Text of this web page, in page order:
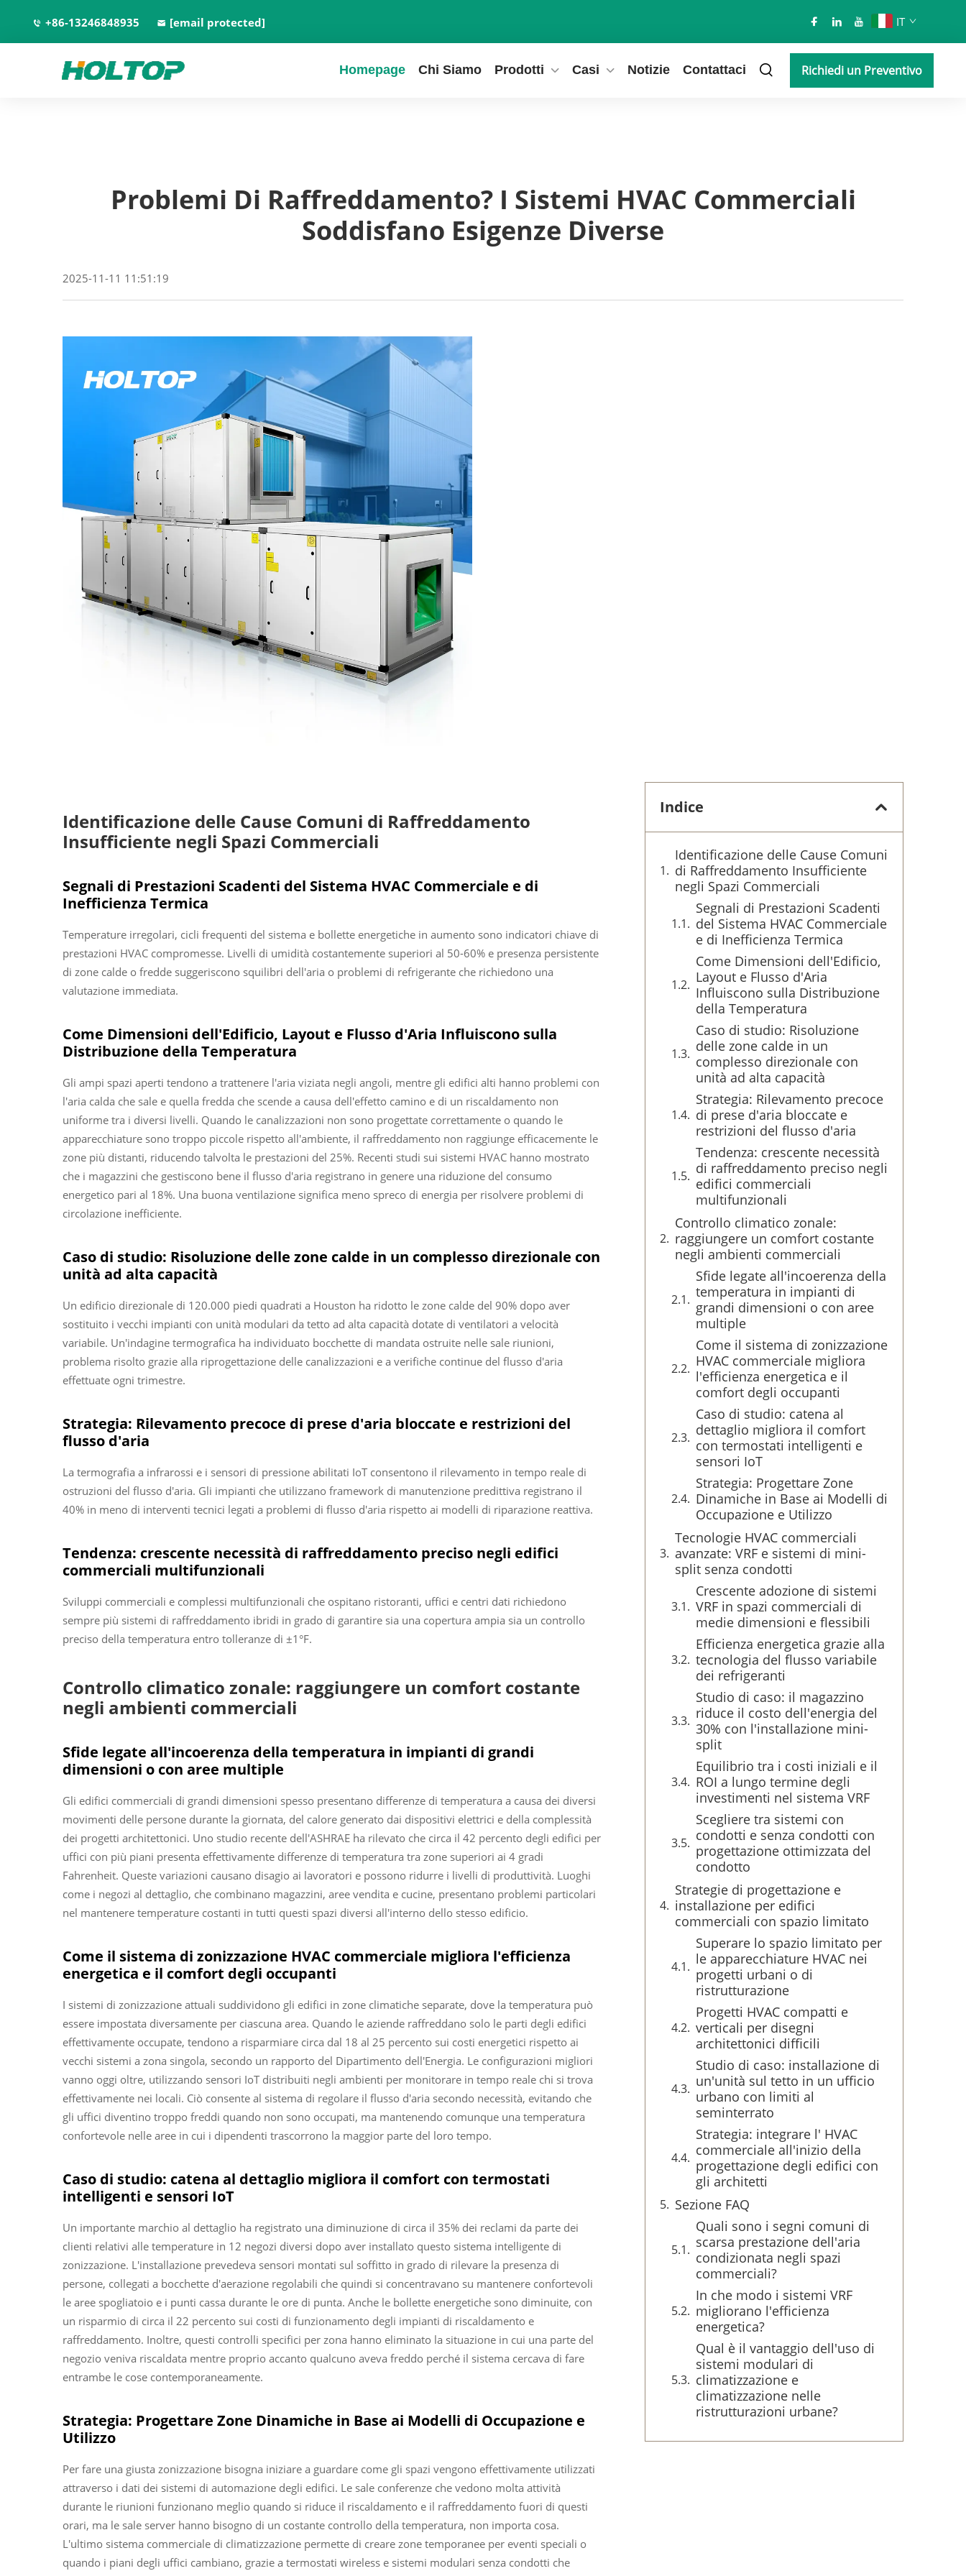
+86-13246848935 [email protected] IT
Homepage Chi Siamo Prodotti Casi Notizie Contattaci Richiedi un Preventivo
Problemi Di Raffreddamento? I Sistemi HVAC Commerciali
Soddisfano Esigenze Diverse
2025-11-11 11:51:19
Identificazione delle Cause Comuni di Raffreddamento
Insufficiente negli Spazi Commerciali
Segnali di Prestazioni Scadenti del Sistema HVAC Commerciale e di
Inefficienza Termica
Temperature irregolari, cicli frequenti del sistema e bollette energetiche in aumento sono indicatori chiave di
prestazioni HVAC compromesse. Livelli di umidità costantemente superiori al 50-60% e presenza persistente
di zone calde o fredde suggeriscono squilibri dell'aria o problemi di refrigerante che richiedono una
valutazione immediata.
Come Dimensioni dell'Edificio, Layout e Flusso d'Aria Influiscono sulla
Distribuzione della Temperatura
Gli ampi spazi aperti tendono a trattenere l'aria viziata negli angoli, mentre gli edifici alti hanno problemi con
l'aria calda che sale e quella fredda che scende a causa dell'effetto camino e di un riscaldamento non
uniforme tra i diversi livelli. Quando le canalizzazioni non sono progettate correttamente o quando le
apparecchiature sono troppo piccole rispetto all'ambiente, il raffreddamento non raggiunge efficacemente le
zone più distanti, riducendo talvolta le prestazioni del 25%. Recenti studi sui sistemi HVAC hanno mostrato
che i magazzini che gestiscono bene il flusso d'aria registrano in genere una riduzione del consumo
energetico pari al 18%. Una buona ventilazione significa meno spreco di energia per risolvere problemi di
circolazione inefficiente.
Caso di studio: Risoluzione delle zone calde in un complesso direzionale con
unità ad alta capacità
Un edificio direzionale di 120.000 piedi quadrati a Houston ha ridotto le zone calde del 90% dopo aver
sostituito i vecchi impianti con unità modulari da tetto ad alta capacità dotate di ventilatori a velocità
variabile. Un'indagine termografica ha individuato bocchette di mandata ostruite nelle sale riunioni,
problema risolto grazie alla riprogettazione delle canalizzazioni e a verifiche continue del flusso d'aria
effettuate ogni trimestre.
Strategia: Rilevamento precoce di prese d'aria bloccate e restrizioni del
flusso d'aria
La termografia a infrarossi e i sensori di pressione abilitati IoT consentono il rilevamento in tempo reale di
ostruzioni del flusso d'aria. Gli impianti che utilizzano framework di manutenzione predittiva registrano il
40% in meno di interventi tecnici legati a problemi di flusso d'aria rispetto ai modelli di riparazione reattiva.
Tendenza: crescente necessità di raffreddamento preciso negli edifici
commerciali multifunzionali
Sviluppi commerciali e complessi multifunzionali che ospitano ristoranti, uffici e centri dati richiedono
sempre più sistemi di raffreddamento ibridi in grado di garantire sia una copertura ampia sia un controllo
preciso della temperatura entro tolleranze di ±1°F.
Controllo climatico zonale: raggiungere un comfort costante
negli ambienti commerciali
Sfide legate all'incoerenza della temperatura in impianti di grandi
dimensioni o con aree multiple
Gli edifici commerciali di grandi dimensioni spesso presentano differenze di temperatura a causa dei diversi
movimenti delle persone durante la giornata, del calore generato dai dispositivi elettrici e della complessità
dei progetti architettonici. Uno studio recente dell'ASHRAE ha rilevato che circa il 42 percento degli edifici per
uffici con più piani presenta effettivamente differenze di temperatura tra zone superiori ai 4 gradi
Fahrenheit. Queste variazioni causano disagio ai lavoratori e possono ridurre i livelli di produttività. Luoghi
come i negozi al dettaglio, che combinano magazzini, aree vendita e cucine, presentano problemi particolari
nel mantenere temperature costanti in tutti questi spazi diversi all'interno dello stesso edificio.
Come il sistema di zonizzazione HVAC commerciale migliora l'efficienza
energetica e il comfort degli occupanti
I sistemi di zonizzazione attuali suddividono gli edifici in zone climatiche separate, dove la temperatura può
essere impostata diversamente per ciascuna area. Quando le aziende raffreddano solo le parti degli edifici
effettivamente occupate, tendono a risparmiare circa dal 18 al 25 percento sui costi energetici rispetto ai
vecchi sistemi a zona singola, secondo un rapporto del Dipartimento dell'Energia. Le configurazioni migliori
vanno oggi oltre, utilizzando sensori IoT distribuiti negli ambienti per monitorare in tempo reale chi si trova
effettivamente nei locali. Ciò consente al sistema di regolare il flusso d'aria secondo necessità, evitando che
gli uffici diventino troppo freddi quando non sono occupati, ma mantenendo comunque una temperatura
confortevole nelle aree in cui i dipendenti trascorrono la maggior parte del loro tempo.
Caso di studio: catena al dettaglio migliora il comfort con termostati
intelligenti e sensori IoT
Un importante marchio al dettaglio ha registrato una diminuzione di circa il 35% dei reclami da parte dei
clienti relativi alle temperature in 12 negozi diversi dopo aver installato questo sistema intelligente di
zonizzazione. L'installazione prevedeva sensori montati sul soffitto in grado di rilevare la presenza di
persone, collegati a bocchette d'aerazione regolabili che quindi si concentravano su mantenere confortevoli
le aree spogliatoio e i punti cassa durante le ore di punta. Anche le bollette energetiche sono diminuite, con
un risparmio di circa il 22 percento sui costi di funzionamento degli impianti di riscaldamento e
raffreddamento. Inoltre, questi controlli specifici per zona hanno eliminato la situazione in cui una parte del
negozio veniva riscaldata mentre proprio accanto qualcuno aveva freddo perché il sistema cercava di fare
entrambe le cose contemporaneamente.
Strategia: Progettare Zone Dinamiche in Base ai Modelli di Occupazione e
Utilizzo
Per fare una giusta zonizzazione bisogna iniziare a guardare come gli spazi vengono effettivamente utilizzati
attraverso i dati dei sistemi di automazione degli edifici. Le sale conferenze che vedono molta attività
durante le riunioni funzionano meglio quando si riduce il riscaldamento e il raffreddamento fuori di questi
orari, ma le sale server hanno bisogno di un costante controllo della temperatura, non importa cosa.
L'ultimo sistema commerciale di climatizzazione permette di creare zone temporanee per eventi speciali o
quando i piani degli uffici cambiano, grazie a termostati wireless e sistemi modulari senza condotti che
Indice
Identificazione delle Cause Comuni
di Raffreddamento Insufficiente
negli Spazi Commerciali
Segnali di Prestazioni Scadenti
del Sistema HVAC Commerciale
e di Inefficienza Termica
Come Dimensioni dell'Edificio,
Layout e Flusso d'Aria
Influiscono sulla Distribuzione
della Temperatura
Caso di studio: Risoluzione
delle zone calde in un
complesso direzionale con
unità ad alta capacità
Strategia: Rilevamento precoce
di prese d'aria bloccate e
restrizioni del flusso d'aria
Tendenza: crescente necessità
di raffreddamento preciso negli
edifici commerciali
multifunzionali
Controllo climatico zonale:
raggiungere un comfort costante
negli ambienti commerciali
Sfide legate all'incoerenza della
temperatura in impianti di
grandi dimensioni o con aree
multiple
Come il sistema di zonizzazione
HVAC commerciale migliora
l'efficienza energetica e il
comfort degli occupanti
Caso di studio: catena al
dettaglio migliora il comfort
con termostati intelligenti e
sensori IoT
Strategia: Progettare Zone
Dinamiche in Base ai Modelli di
Occupazione e Utilizzo
Tecnologie HVAC commerciali
avanzate: VRF e sistemi di mini-
split senza condotti
Crescente adozione di sistemi
VRF in spazi commerciali di
medie dimensioni e flessibili
Efficienza energetica grazie alla
tecnologia del flusso variabile
dei refrigeranti
Studio di caso: il magazzino
riduce il costo dell'energia del
30% con l'installazione mini-
split
Equilibrio tra i costi iniziali e il
ROI a lungo termine degli
investimenti nel sistema VRF
Scegliere tra sistemi con
condotti e senza condotti con
progettazione ottimizzata del
condotto
Strategie di progettazione e
installazione per edifici
commerciali con spazio limitato
Superare lo spazio limitato per
le apparecchiature HVAC nei
progetti urbani o di
ristrutturazione
Progetti HVAC compatti e
verticali per disegni
architettonici difficili
Studio di caso: installazione di
un'unità sul tetto in un ufficio
urbano con limiti al
seminterrato
Strategia: integrare l' HVAC
commerciale all'inizio della
progettazione degli edifici con
gli architetti
Sezione FAQ
Quali sono i segni comuni di
scarsa prestazione dell'aria
condizionata negli spazi
commerciali?
In che modo i sistemi VRF
migliorano l'efficienza
energetica?
Qual è il vantaggio dell'uso di
sistemi modulari di
climatizzazione e
climatizzazione nelle
ristrutturazioni urbane?